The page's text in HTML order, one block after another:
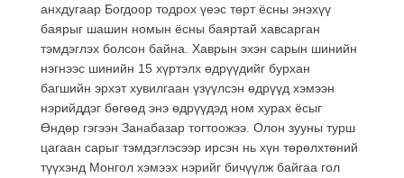
анхдугаар Богдоор тодрох үеэс төрт ёсны энэхүү
баярыг шашин номын ёсны баяртай хавсарган
тэмдэглэх болсон байна. Хаврын эхэн сарын шинийн
нэгнээс шинийн 15 хүртэлх өдрүүдийг бурхан
багшийн эрхэт хувилгаан үзүүлсэн өдрүүд хэмээн
нэрийддэг бөгөөд энэ өдрүүдэд ном хурах ёсыг
Өндөр гэгээн Занабазар тогтоожээ. Олон зууны турш
цагаан сарыг тэмдэглэсээр ирсэн нь хүн төрөлхтөний
түүхэнд Монгол хэмээх нэрийг бичүүлж байгаа гол